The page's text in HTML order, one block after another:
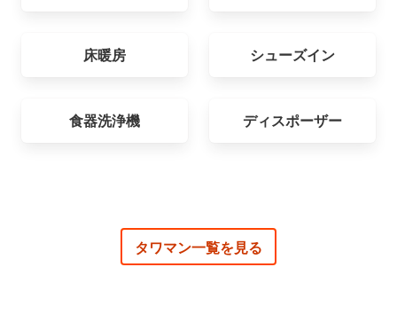
床暖房 シューズイン
食器洗浄機 ディスポーザー
タワマン一覧を見る